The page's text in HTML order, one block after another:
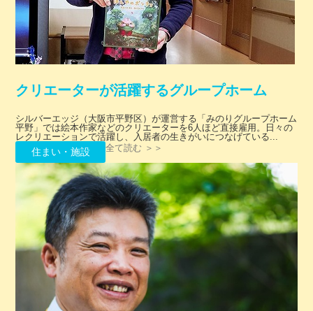
クリエーターが活躍するグループホーム
シルバーエッジ（大阪市平野区）が運営する「みのりグループホーム
平野」では絵本作家などのクリエーターを6人ほど直接雇用。日々の
レクリエーションで活躍し、入居者の生きがいにつなげている...
住まい・施設 全て読む ＞＞